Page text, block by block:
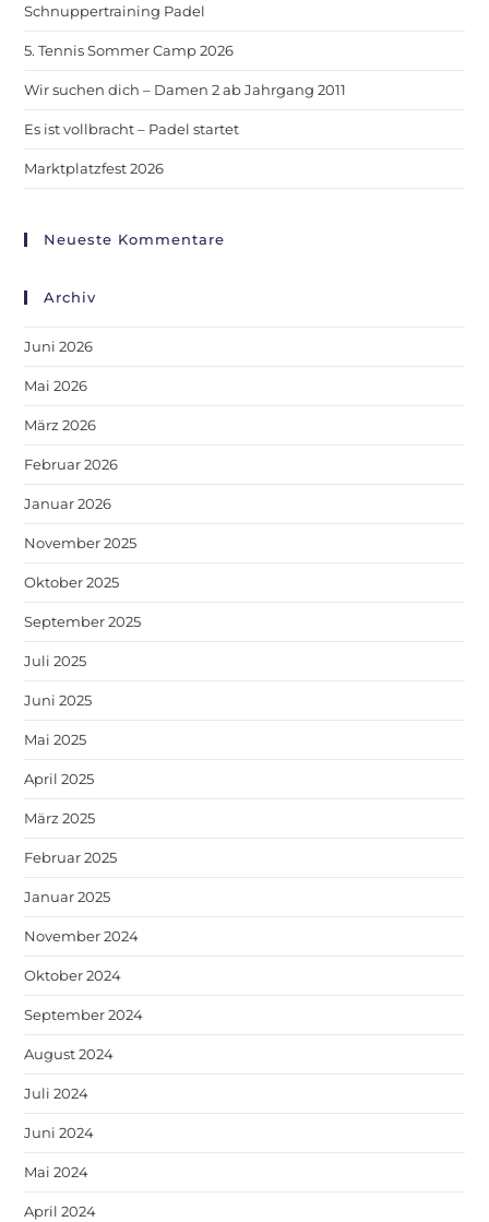
Schnuppertraining Padel
5. Tennis Sommer Camp 2026
Wir suchen dich – Damen 2 ab Jahrgang 2011
Es ist vollbracht – Padel startet
Marktplatzfest 2026
Neueste Kommentare
Archiv
Juni 2026
Mai 2026
März 2026
Februar 2026
Januar 2026
November 2025
Oktober 2025
September 2025
Juli 2025
Juni 2025
Mai 2025
April 2025
März 2025
Februar 2025
Januar 2025
November 2024
Oktober 2024
September 2024
August 2024
Juli 2024
Juni 2024
Mai 2024
April 2024